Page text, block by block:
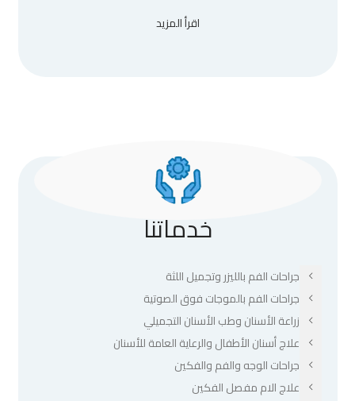
اقرأ المزيد
خدماتنا
جراحات الفم بالليزر وتجميل اللثة
جراحات الفم بالموجات فوق الصوتية
زراعة الأسنان وطب الأسنان التجميلي
علاج أسنان الأطفال والرعاية العامة للأسنان
جراحات الوجه والفم والفكين
علاج الام مفصل الفكين